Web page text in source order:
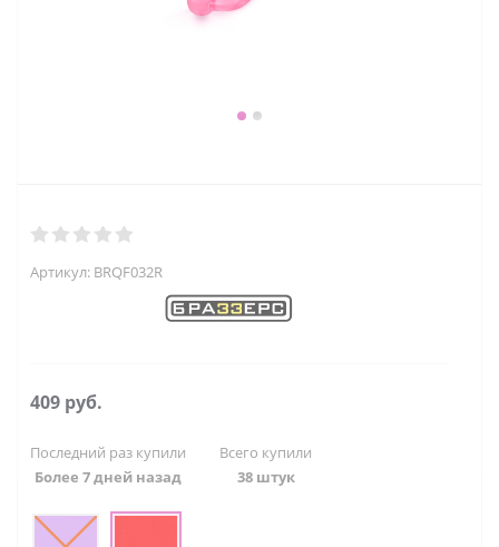
Артикул: BRQF032R
409 руб.
Последний раз купили
Более 7 дней назад
Всего купили
38 штук